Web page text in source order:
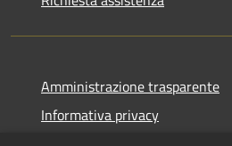
Amministrazione trasparente
Informativa privacy